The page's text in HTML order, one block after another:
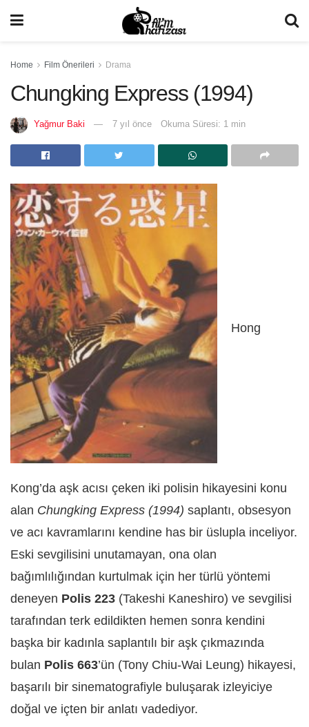
Home Film Önerileri Drama
Chungking Express (1994)
Yağmur Baki 7 yıl önce Okuma Süresi: 1 min
Hong
Kong’da aşk acısı çeken iki polisin hikayesini konu
alan Chungking Express (1994) saplantı, obsesyon
ve acı kavramlarını kendine has bir üslupla inceliyor.
Eski sevgilisini unutamayan, ona olan
bağımlılığından kurtulmak için her türlü yöntemi
deneyen Polis 223 (Takeshi Kaneshiro) ve sevgilisi
tarafından terk edildikten hemen sonra kendini
başka bir kadınla saplantılı bir aşk çıkmazında
bulan Polis 663’ün (Tony Chiu-Wai Leung) hikayesi,
başarılı bir sinematografiyle buluşarak izleyiciye
doğal ve içten bir anlatı vadediyor.